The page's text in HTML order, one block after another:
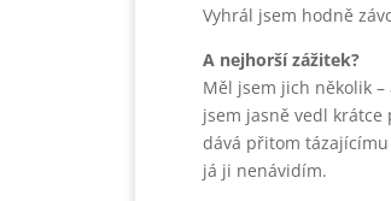
Vyhrál jsem hodně
A nejhorší zážitek?
Měl jsem jich několik
jsem jasně vedl
dává přitom
já ji nenávidím.